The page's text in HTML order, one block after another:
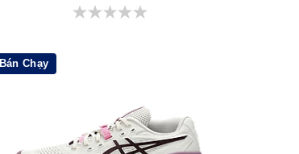
0.0 trong số 5 sao.
Bán Chạy